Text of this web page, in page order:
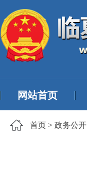
网站首页
首页 > 政务公开